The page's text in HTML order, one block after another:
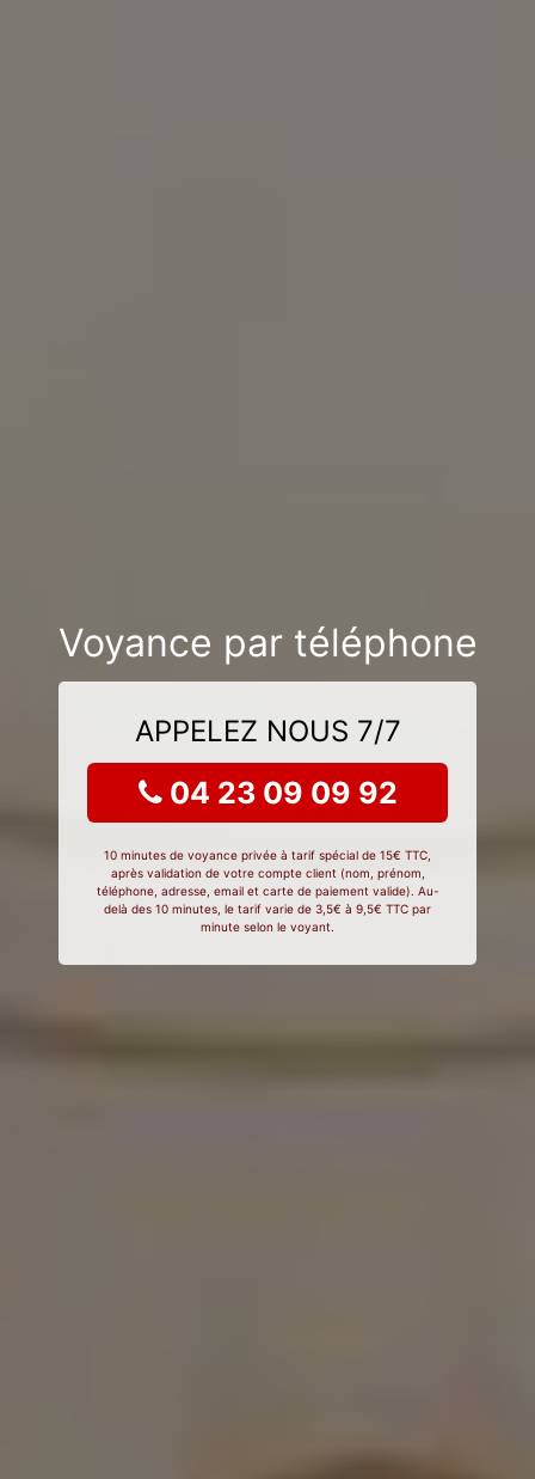
Voyance par téléphone
APPELEZ NOUS 7/7
04 23 09 09 92
10 minutes de voyance privée à tarif spécial de 15€ TTC,
après validation de votre compte client (nom, prénom,
téléphone, adresse, email et carte de paiement valide). Au-
delà des 10 minutes, le tarif varie de 3,5€ à 9,5€ TTC par
minute selon le voyant.